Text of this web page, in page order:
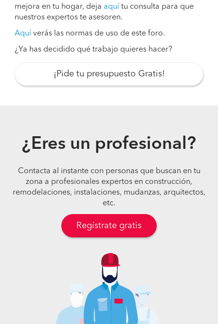
mejora en tu hogar, deja aquí tu consulta para que
nuestros expertos te asesoren.
Aquí verás las normas de uso de este foro.
¿Ya has decidido qué trabajo quieres hacer?
¡Pide tu presupuesto Gratis!
¿Eres un profesional?
Contacta al instante con personas que buscan en tu
zona a profesionales expertos en construcción,
remodelaciones, instalaciones, mudanzas, arquitectos,
etc.
Regístrate gratis